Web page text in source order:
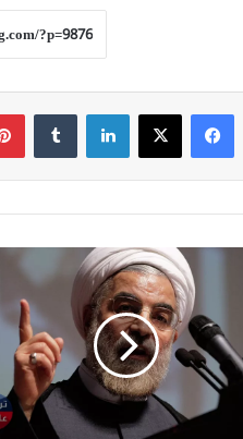
فيسبوك‫X لينكدإن